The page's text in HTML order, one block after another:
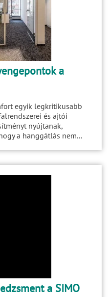
a
egyik legkritikusabb
és ajtói
nyújtanak,
a hanggátlás nem...
a SIMO